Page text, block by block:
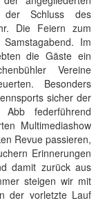
der Schluss des
Die Feiern zum
Im
die Gäste ein
Vereine
Besonders
sicher der
federführend
Multimediashow
Revue passieren,
Erinnerungen
damit zurück aus
steigen wir mit
der vorletzte Lauf